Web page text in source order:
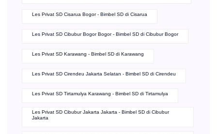
Les Privat SD Cisarua Bogor - Bimbel SD di Cisarua
Les Privat SD Cibubur Bogor Bogor - Bimbel SD di Cibubur Bogor
Les Privat SD Karawang - Bimbel SD di Karawang
Les Privat SD Cirendeu Jakarta Selatan - Bimbel SD di Cirendeu
Les Privat SD Tirtamulya Karawang - Bimbel SD di Tirtamulya
Les Privat SD Cibubur Jakarta Jakarta - Bimbel SD di Cibubur
Jakarta